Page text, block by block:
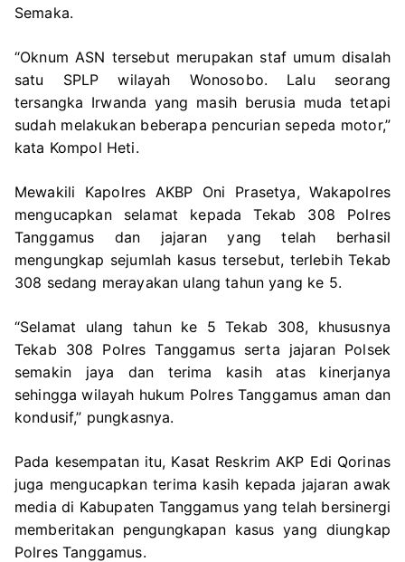
Semaka.
“Oknum ASN tersebut merupakan staf umum disalah
satu SPLP wilayah Wonosobo. Lalu seorang
tersangka Irwanda yang masih berusia muda tetapi
sudah melakukan beberapa pencurian sepeda motor,”
kata Kompol Heti.
Mewakili Kapolres AKBP Oni Prasetya, Wakapolres
mengucapkan selamat kepada Tekab 308 Polres
Tanggamus dan jajaran yang telah berhasil
mengungkap sejumlah kasus tersebut, terlebih Tekab
308 sedang merayakan ulang tahun yang ke 5.
“Selamat ulang tahun ke 5 Tekab 308, khususnya
Tekab 308 Polres Tanggamus serta jajaran Polsek
semakin jaya dan terima kasih atas kinerjanya
sehingga wilayah hukum Polres Tanggamus aman dan
kondusif,” pungkasnya.
Pada kesempatan itu, Kasat Reskrim AKP Edi Qorinas
juga mengucapkan terima kasih kepada jajaran awak
media di Kabupaten Tanggamus yang telah bersinergi
memberitakan pengungkapan kasus yang diungkap
Polres Tanggamus.